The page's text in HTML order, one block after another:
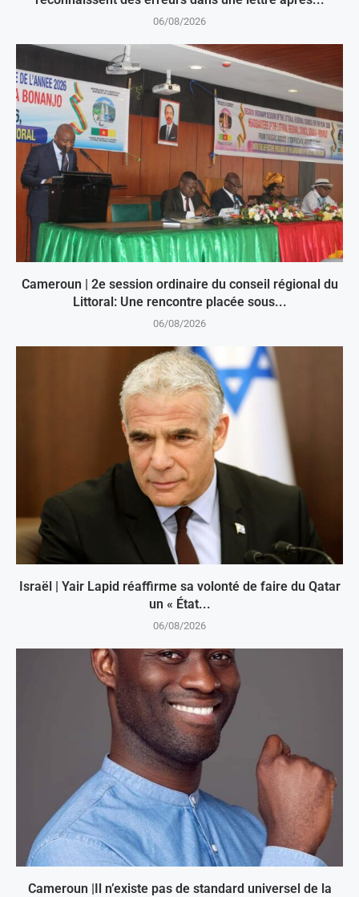
06/08/2026
Cameroun | 2e session ordinaire du conseil régional du
Littoral: Une rencontre placée sous...
06/08/2026
Israël | Yair Lapid réaffirme sa volonté de faire du Qatar
un « État...
06/08/2026
Cameroun |Il n’existe pas de standard universel de la